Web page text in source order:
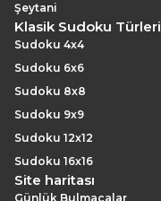
Şeytani
Klasik Sudoku Türleri
Sudoku 4x4
Sudoku 6x6
Sudoku 8x8
Sudoku 9x9
Sudoku 12x12
Sudoku 16x16
Site haritası
Günlük Bulmacalar